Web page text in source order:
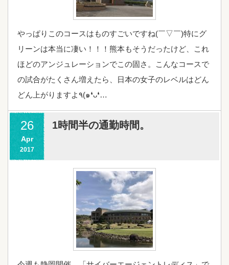
やっぱりこのコースはものすごいですね(￣▽￣)特にグ
リーンは本当に凄い！！！熊本もそうだったけど、これ
ほどのアンジュレーションでこの固さ。こんなコースで
の試合がたくさん増えたら、日本の女子のレベルはどん
どん上がりますよ٩(๑❛ᴗ❛…
26
Apr
2017
1時間半の通勤時間。